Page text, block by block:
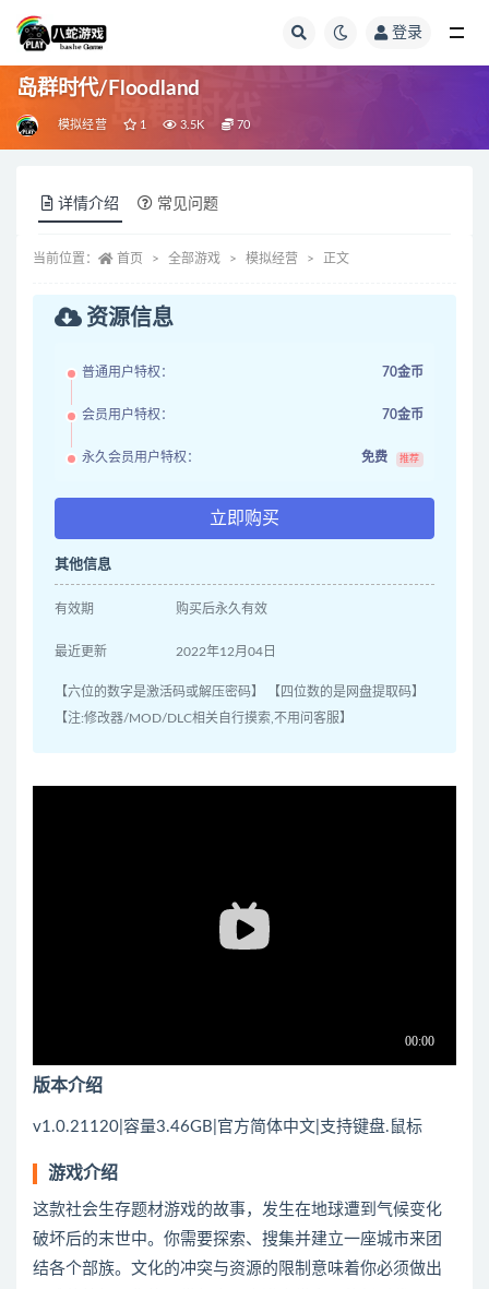
登录
岛群时代/Floodland
模拟经营 1 3.5K 70
详情介绍 常见问题
当前位置： 首页 全部游戏 模拟经营 正文
资源信息
普通用户特权： 70金币
会员用户特权： 70金币
永久会员用户特权： 免费 推荐
立即购买
其他信息
有效期 购买后永久有效
最近更新 2022年12月04日
【六位的数字是激活码或解压密码】 【四位数的是网盘提取码】
【注:修改器/MOD/DLC相关自行摸索,不用问客服】
版本介绍
v1.0.21120|容量3.46GB|官方简体中文|支持键盘.鼠标
游戏介绍
这款社会生存题材游戏的故事，发生在地球遭到气候变化
破坏后的末世中。你需要探索、搜集并建立一座城市来团
结各个部族。文化的冲突与资源的限制意味着你必须做出